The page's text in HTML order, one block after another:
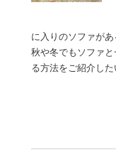
に入りのソファが
秋や冬でもソファ
る方法をご紹介し